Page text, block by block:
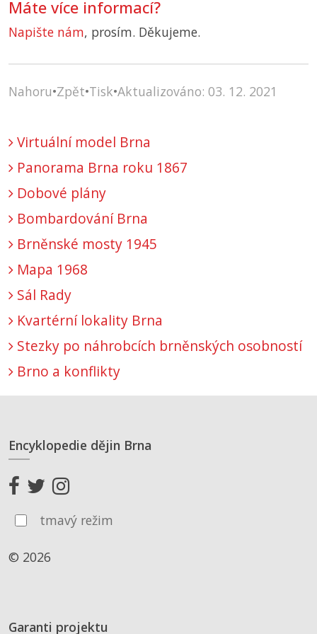
Máte více informací?
Napište nám, prosím. Děkujeme.
Nahoru•Zpět•Tisk•Aktualizováno: 03. 12. 2021
Virtuální model Brna
Panorama Brna roku 1867
Dobové plány
Bombardování Brna
Brněnské mosty 1945
Mapa 1968
Sál Rady
Kvartérní lokality Brna
Stezky po náhrobcích brněnských osobností
Brno a konflikty
Encyklopedie dějin Brna
tmavý režim
© 2026
Garanti projektu